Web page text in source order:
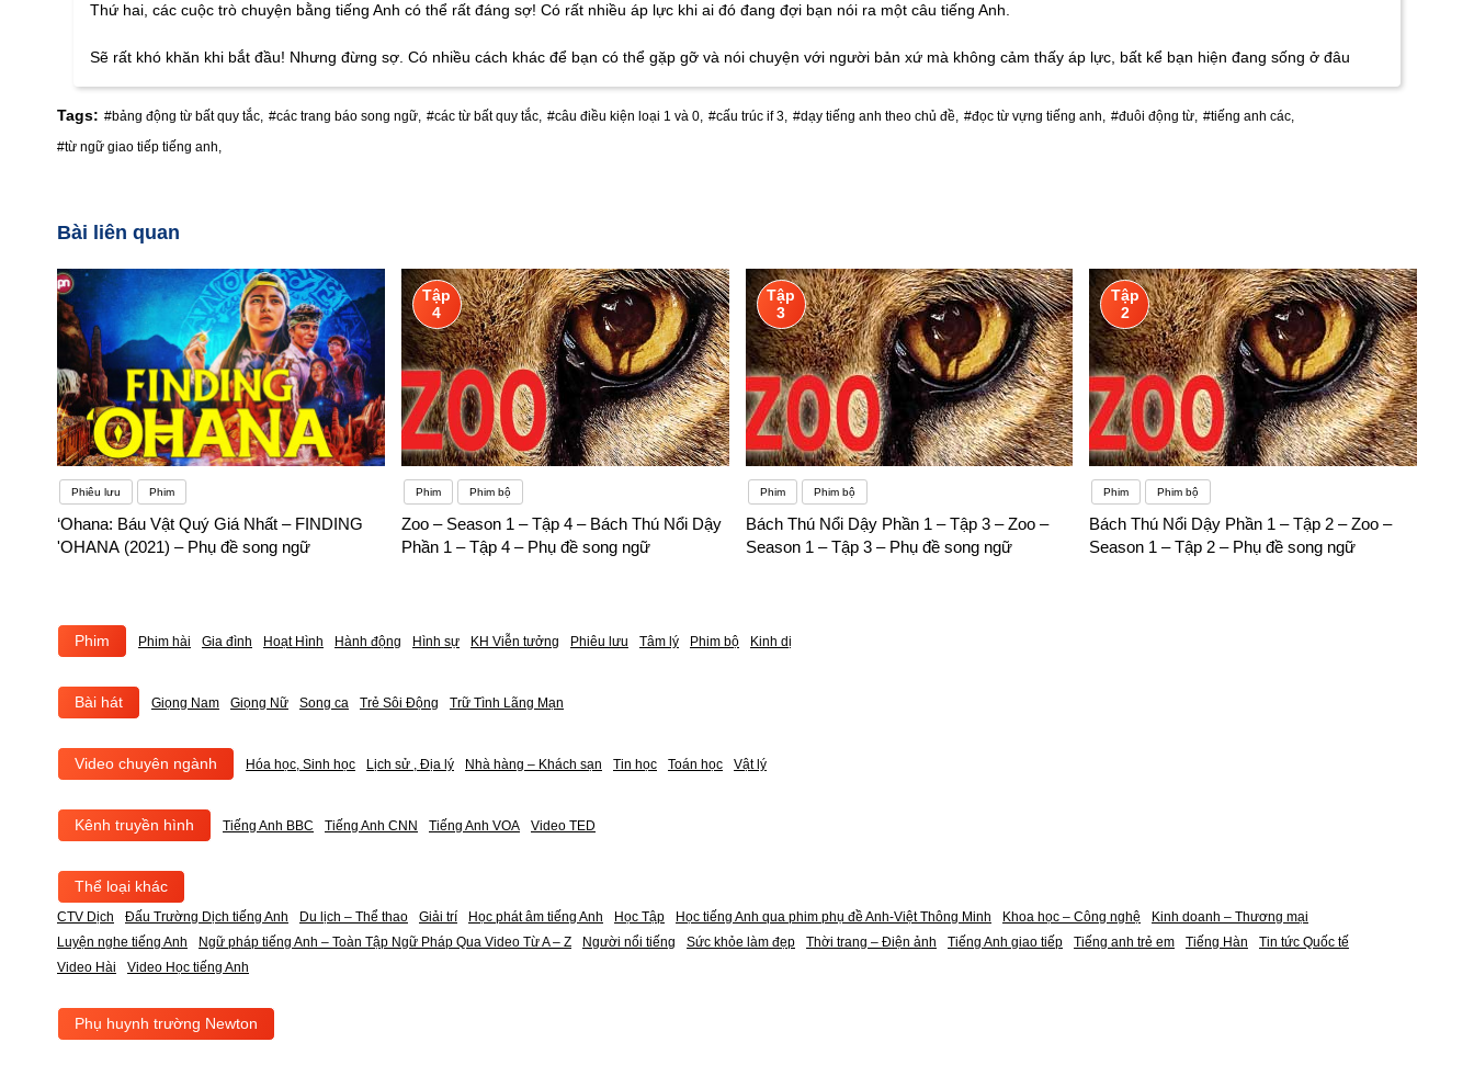
Thứ hai, các cuộc trò chuyện bằng tiếng Anh có thể rất đáng sợ! Có rất nhiều áp lực khi ai đó đang đợi bạn nói ra một câu tiếng Anh.
Sẽ rất khó khăn khi bắt đầu! Nhưng đừng sợ. Có nhiều cách khác để bạn có thể gặp gỡ và nói chuyện với người bản xứ mà không cảm thấy áp lực, bất kể bạn hiện đang sống ở đâu
Tags: #bảng động từ bất quy tắc, #các trang báo song ngữ, #các từ bất quy tắc, #câu điều kiện loại 1 và 0, #cấu trúc if 3, #dạy tiếng anh theo chủ đề, #đọc từ vựng tiếng anh, #đuôi động từ, #tiếng anh các,
#từ ngữ giao tiếp tiếng anh,
Bài liên quan
Phiêu lưu Phim
‘Ohana: Báu Vật Quý Giá Nhất – FINDING
'OHANA (2021) – Phụ đề song ngữ
Tập
4
Phim Phim bộ
Zoo – Season 1 – Tập 4 – Bách Thú Nổi Dậy
Phần 1 – Tập 4 – Phụ đề song ngữ
Tập
3
Phim Phim bộ
Bách Thú Nổi Dậy Phần 1 – Tập 3 – Zoo –
Season 1 – Tập 3 – Phụ đề song ngữ
Tập
2
Phim Phim bộ
Bách Thú Nổi Dậy Phần 1 – Tập 2 – Zoo –
Season 1 – Tập 2 – Phụ đề song ngữ
Phim Phim hài Gia đình Hoạt Hình Hành động Hình sự KH Viễn tưởng Phiêu lưu Tâm lý Phim bộ Kinh dị
Bài hát Giọng Nam Giọng Nữ Song ca Trẻ Sôi Động Trữ Tình Lãng Mạn
Video chuyên ngành Hóa học, Sinh học Lịch sử , Địa lý Nhà hàng – Khách sạn Tin học Toán học Vật lý
Kênh truyền hình Tiếng Anh BBC Tiếng Anh CNN Tiếng Anh VOA Video TED
Thể loại khác
CTV Dịch Đấu Trường Dịch tiếng Anh Du lịch – Thể thao Giải trí Học phát âm tiếng Anh Học Tập Học tiếng Anh qua phim phụ đề Anh-Việt Thông Minh Khoa học – Công nghệ
Kinh doanh – Thương mại
Luyện nghe tiếng Anh
Ngữ pháp tiếng Anh – Toàn Tập Ngữ Pháp Qua Video Từ A – Z Người nổi tiếng Sức khỏe làm đẹp Thời trang – Điện ảnh Tiếng Anh giao tiếp Tiếng anh trẻ em Tiếng Hàn
Tin tức Quốc tế
Video Hài
Video Học tiếng Anh
Phụ huynh trường Newton